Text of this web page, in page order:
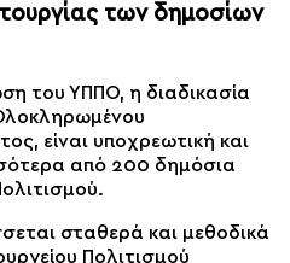
των δημοσίων
του ΥΠΠΟ, η διαδικασία
είναι υποχρεωτική και
από 200 δημόσια
σταθερά και μεθοδικά
Πολιτισμού